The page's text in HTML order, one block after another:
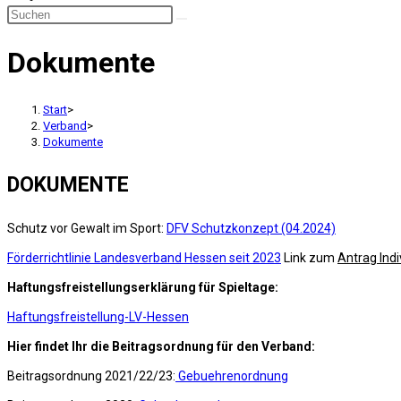
Dokumente
Start>
Verband >
Dokumente
DOKUMENTE
Schutz vor Gewalt im Sport: DFV Schutzkonzept (04.2024)
Förderrichtlinie Landesverband Hessen seit 2023 Link zum Antrag
Haftungsfreistellungserklärung für Spieltage:
Haftungsfreistellung-LV-Hessen
Hier findet Ihr die Beitragsordnung für den Verband:
Beitragsordnung 2021/22/23: Gebuehrenordnung